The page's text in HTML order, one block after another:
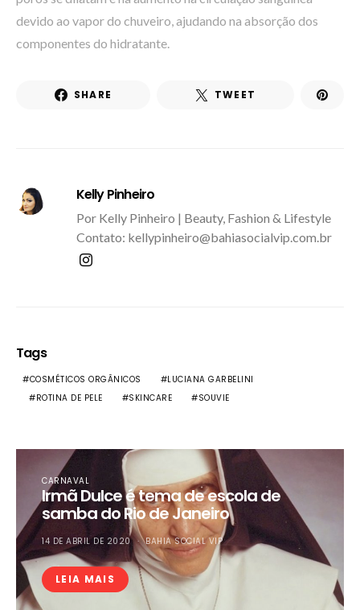
devido ao vapor do chuveiro, ajudando na absorção dos
componentes do hidratante.
SHARE TWEET
Kelly Pinheiro
Por Kelly Pinheiro | Beauty, Fashion & Lifestyle
Contato: kellypinheiro@bahiasocialvip.com.br
Tags
COSMÉTICOS ORGÂNICOS
LUCIANA GARBELINI
ROTINA DE PELE
SKINCARE SOUVIE
CARNAVAL
Irmã Dulce é tema de escola de
samba do Rio de Janeiro
14 DE ABRIL DE 2020 BAHIA SOCIAL VIP
LEIA MAIS